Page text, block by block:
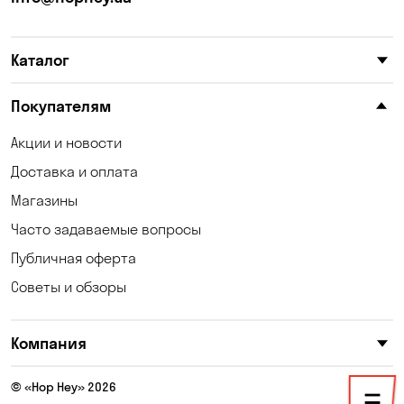
Кошары
Кременчуг
Кривуши
Кушугум
Лесники
Каталог
Покупателям
Акции и новости
Доставка и оплата
Магазины
Часто задаваемые вопросы
Публичная оферта
Советы и обзоры
Компания
© «Hop Hey» 2026